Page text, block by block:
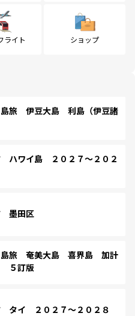
ライト ショップ
旅 伊豆大島 利島（伊豆諸
ハワイ島 ２０２７～２０２
墨田区
旅 奄美大島 喜界島 加計
５訂版
タイ ２０２７～２０２８